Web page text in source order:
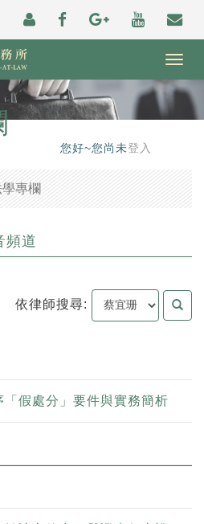
您好~您尚未登入
專欄
頻道
依律師搜尋:
「假處分」要件與實務簡析